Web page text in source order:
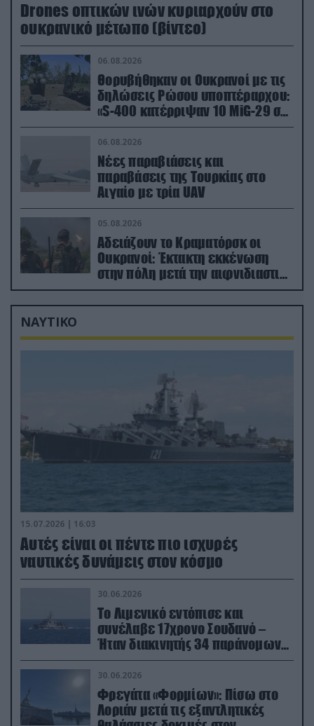
Drones οπτικών ινών κυριαρχούν στο
ουκρανικό μέτωπο (βίντεο)
06.08.2026
Θορυβήθηκαν οι Ουκρανοί με τις
δηλώσεις Ρώσου υποπτέραρχου:
«S-400 κατέρριψαν 10 MiG-29 σε
μόλις μια μέρα!»
06.08.2026
Νέες παραβιάσεις και
παραβάσεις της Τουρκίας στο
Αιγαίο με τρία UAV
05.08.2026
Αδειάζουν το Κραματόρσκ οι
Ουκρανοί: Έκτακτη εκκένωση
στην πόλη μετά την αιφνιδιαστική
προώθηση των Ρώσων (βίντεο)
ΝΑΥΤΙΚΟ
15.07.2026 | 16:03
Aυτές είναι οι πέντε πιο ισχυρές
ναυτικές δυνάμεις στον κόσμο
30.06.2026
Το Λιμενικό εντόπισε και
συνέλαβε 17χρονο Σουδανό –
Ήταν διακινητής 34 παράνομων
μεταναστών
30.06.2026
Φρεγάτα «Φορμίων»: Πίσω στο
Λοριάν μετά τις εξαντλητικές